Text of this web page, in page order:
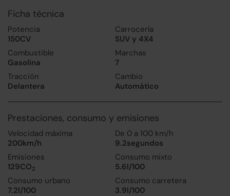
Ficha técnica
Potencia
150CV
Carrocería
SUV y 4X4
Combustible
Gasolina
Marchas
7
Tracción
Delantera
Cambio
Automático
Prestaciones, consumo y emisiones
Velocidad máxima
200km/h
De 0 a 100 km/h
9.2segundos
Emisiones
129CO2
Consumo mixto
5.6l/100
Consumo urbano
7.2l/100
Consumo carretera
3.9l/100